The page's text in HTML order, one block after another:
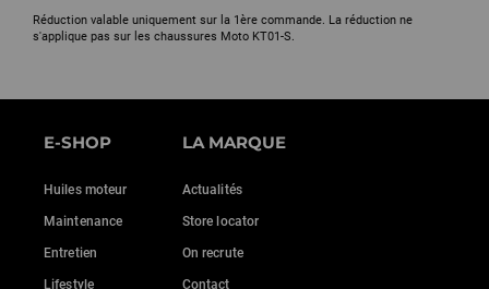
Réduction valable uniquement sur la 1ère commande. La réduction ne
s'applique pas sur les chaussures Moto KT01-S.
E-SHOP
Huiles moteur
Maintenance
Entretien
Lifestyle
LA MARQUE
Actualités
Store locator
On recrute
Contact